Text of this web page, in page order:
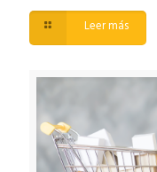
Leer más